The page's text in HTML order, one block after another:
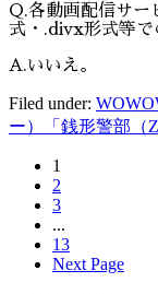
Q.各動画配信サ
式・.divx形式等で
A.いいえ。
Filed under:
ー）「銭形警部（
1
2
3
...
13
Next Page